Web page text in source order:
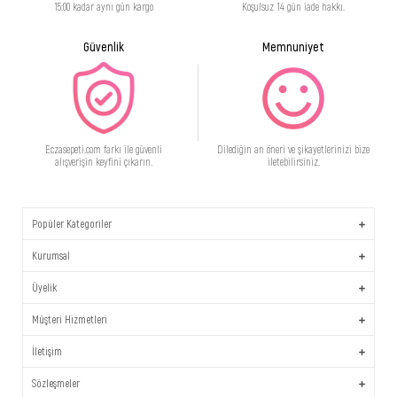
15:00 kadar aynı gün kargo Koşulsuz 14 gün iade hakkı.
Güvenlik
Eczasepeti.com farkı ile güvenli
alışverişin keyfini çıkarın.
Memnuniyet
Dilediğin an öneri ve şikayetlerinizi bize
iletebilirsiniz.
Popüler Kategoriler
Kurumsal
Üyelik
Müşteri Hizmetleri
İletişim
Sözleşmeler